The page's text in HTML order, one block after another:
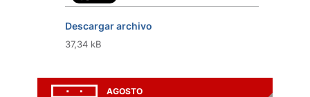
Descargar archivo
37,34 kB
AGOSTO